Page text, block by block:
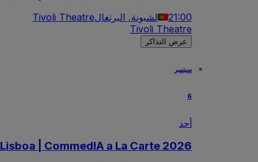
21:00 لشبونة, البرتغالTivoli Theatre
Tivoli Theatre
عرض التذاكر
سبتمبر
6
أحد
Lisboa | CommedIA a La Carte 2026